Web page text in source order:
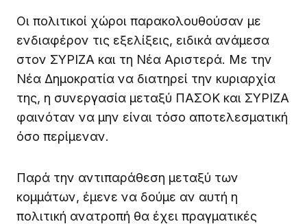
Οι πολιτικοί χώροι παρακολουθούσαν με
ενδιαφέρον τις εξελίξεις, ειδικά ανάμεσα
στον ΣΥΡΙΖΑ και τη Νέα Αριστερά. Με την
Νέα Δημοκρατία να διατηρεί την κυριαρχία
της, η συνεργασία μεταξύ ΠΑΣΟΚ και ΣΥΡΙΖΑ
φαινόταν να μην είναι τόσο αποτελεσματική
όσο περίμεναν.
Παρά την αντιπαράθεση μεταξύ των
κομμάτων, έμενε να δούμε αν αυτή η
πολιτική ανατροπή θα έχει πραγματικές